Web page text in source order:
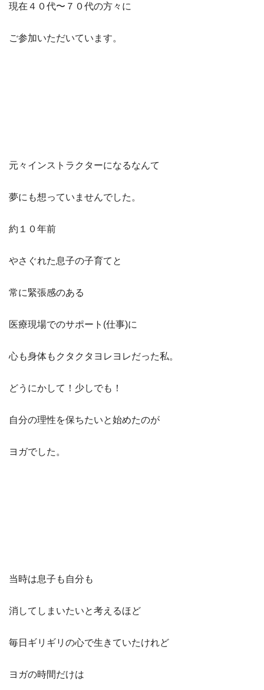
現在４０代〜７０代の方々に
ご参加いただいています。
元々インストラクターになるなんて
夢にも想っていませんでした。
約１０年前
やさぐれた息子の子育てと
常に緊張感のある
医療現場でのサポート(仕事)に
心も身体もクタクタヨレヨレだった私。
どうにかして！少しでも！
自分の理性を保ちたいと始めたのが
ヨガでした。
当時は息子も自分も
消してしまいたいと考えるほど
毎日ギリギリの心で生きていたけれど
ヨガの時間だけは